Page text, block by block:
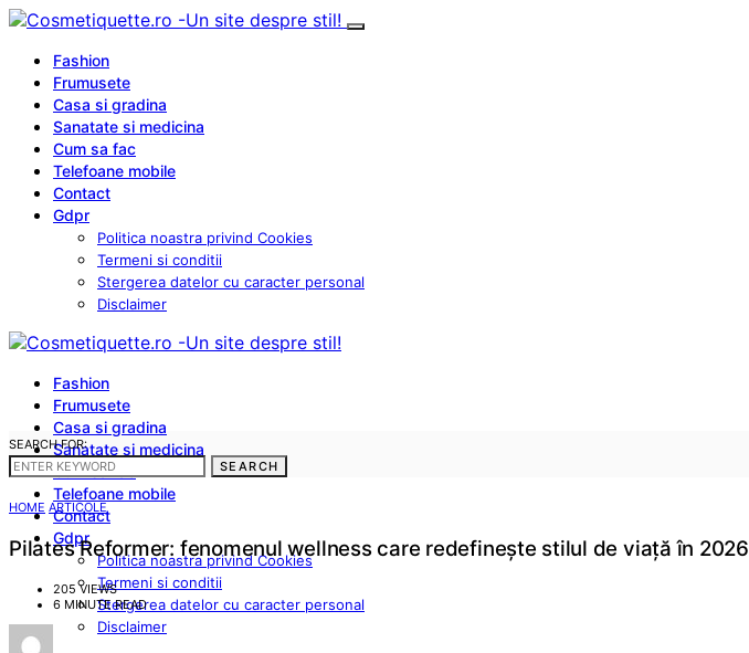
Fashion
Frumusete
Casa si gradina
Sanatate si medicina
Cum sa fac
Telefoane mobile
Contact
Gdpr
Politica noastra privind Cookies
Termeni si conditii
Stergerea datelor cu caracter personal
Disclaimer
Fashion
Frumusete
Casa si gradina
Sanatate si medicina
Cum sa fac
Telefoane mobile
Contact
Gdpr
Politica noastra privind Cookies
Termeni si conditii
Stergerea datelor cu caracter personal
Disclaimer
SEARCH FOR:
SEARCH
HOME ARTICOLE
Pilates Reformer: fenomenul wellness care redefinește stilul de viață în 2026
205 VIEWS
6 MINUTE READ